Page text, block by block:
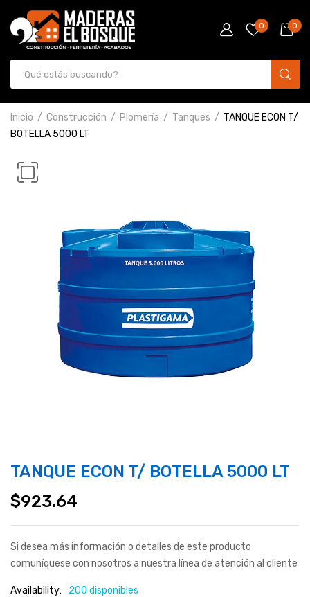
0 0
Inicio Construcción Plomería Tanques
TANQUE ECON T/
BOTELLA 5000 LT
TANQUE ECON T/ BOTELLA 5000 LT
$923.64
Si desea más información o detalles de este producto
comuníquese con nosotros a nuestra línea de atención al cliente
Availability: 200 disponibles